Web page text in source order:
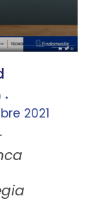
2021